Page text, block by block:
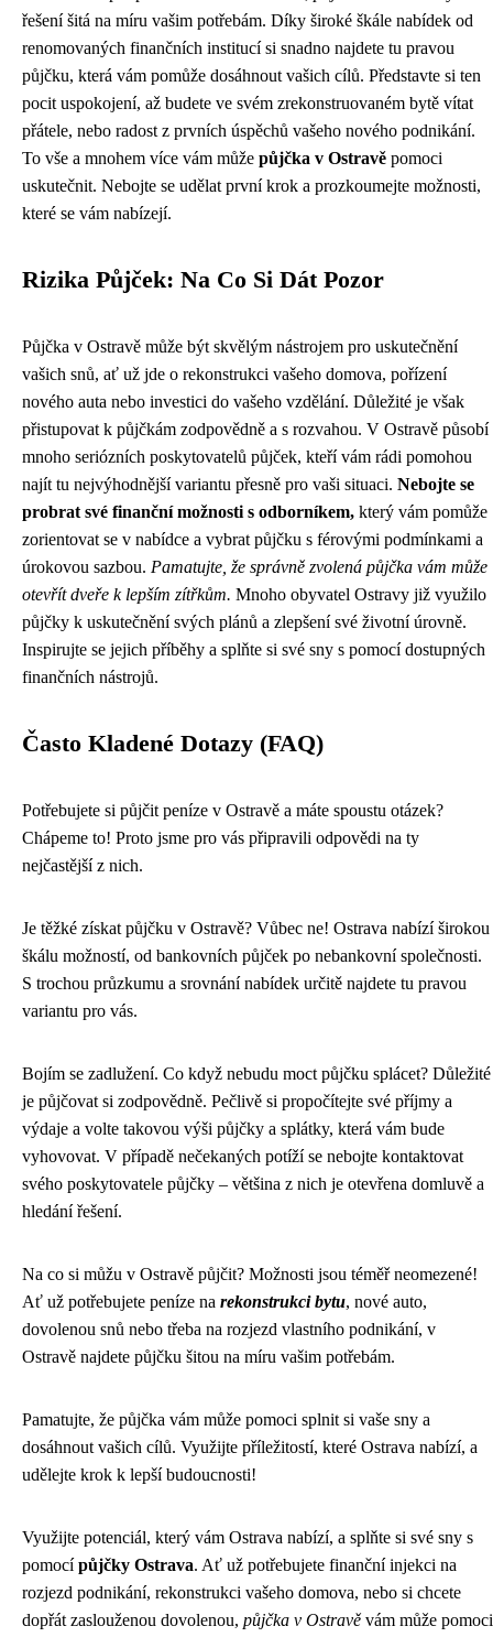
řešení šitá na míru vašim potřebám. Díky široké škále nabídek od
renomovaných finančních institucí si snadno najdete tu pravou
půjčku, která vám pomůže dosáhnout vašich cílů. Představte si ten
pocit uspokojení, až budete ve svém zrekonstruovaném bytě vítat
přátele, nebo radost z prvních úspěchů vašeho nového podnikání.
To vše a mnohem více vám může půjčka v Ostravě pomoci
uskutečnit. Nebojte se udělat první krok a prozkoumejte možnosti,
které se vám nabízejí.
Rizika Půjček: Na Co Si Dát Pozor
Půjčka v Ostravě může být skvělým nástrojem pro uskutečnění
vašich snů, ať už jde o rekonstrukci vašeho domova, pořízení
nového auta nebo investici do vašeho vzdělání. Důležité je však
přistupovat k půjčkám zodpovědně a s rozvahou. V Ostravě působí
mnoho seriózních poskytovatelů půjček, kteří vám rádi pomohou
najít tu nejvýhodnější variantu přesně pro vaši situaci. Nebojte se
probrat své finanční možnosti s odborníkem, který vám pomůže
zorientovat se v nabídce a vybrat půjčku s férovými podmínkami a
úrokovou sazbou. Pamatujte, že správně zvolená půjčka vám může
otevřít dveře k lepším zítřkům. Mnoho obyvatel Ostravy již využilo
půjčky k uskutečnění svých plánů a zlepšení své životní úrovně.
Inspirujte se jejich příběhy a splňte si své sny s pomocí dostupných
finančních nástrojů.
Často Kladené Dotazy (FAQ)
Potřebujete si půjčit peníze v Ostravě a máte spoustu otázek?
Chápeme to! Proto jsme pro vás připravili odpovědi na ty
nejčastější z nich.
Je těžké získat půjčku v Ostravě? Vůbec ne! Ostrava nabízí širokou
škálu možností, od bankovních půjček po nebankovní společnosti.
S trochou průzkumu a srovnání nabídek určitě najdete tu pravou
variantu pro vás.
Bojím se zadlužení. Co když nebudu moct půjčku splácet? Důležité
je půjčovat si zodpovědně. Pečlivě si propočítejte své příjmy a
výdaje a volte takovou výši půjčky a splátky, která vám bude
vyhovovat. V případě nečekaných potíží se nebojte kontaktovat
svého poskytovatele půjčky – většina z nich je otevřena domluvě a
hledání řešení.
Na co si můžu v Ostravě půjčit? Možnosti jsou téměř neomezené!
Ať už potřebujete peníze na rekonstrukci bytu, nové auto,
dovolenou snů nebo třeba na rozjezd vlastního podnikání, v
Ostravě najdete půjčku šitou na míru vašim potřebám.
Pamatujte, že půjčka vám může pomoci splnit si vaše sny a
dosáhnout vašich cílů. Využijte příležitostí, které Ostrava nabízí, a
udělejte krok k lepší budoucnosti!
Využijte potenciál, který vám Ostrava nabízí, a splňte si své sny s
pomocípůjčky Ostrava. Ať už potřebujete finanční injekci na
rozjezd podnikání, rekonstrukci vašeho domova, nebo si chcete
dopřát zaslouženou dovolenou, půjčka v Ostravě vám může pomoci